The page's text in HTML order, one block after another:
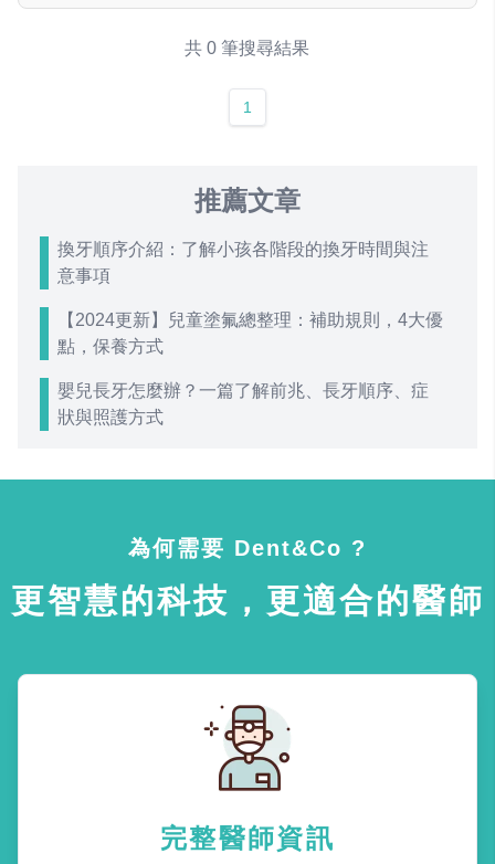
共 0 筆搜尋結果
1
推薦文章
換牙順序介紹：了解小孩各階段的換牙時間與注
意事項
【2024更新】兒童塗氟總整理：補助規則，4大優
點，保養方式
嬰兒長牙怎麼辦？一篇了解前兆、長牙順序、症
狀與照護方式
為何需要 Dent&Co ?
更智慧的科技，更適合的醫師
完整醫師資訊